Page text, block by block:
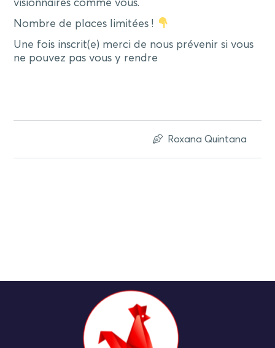
visionnaires comme vous.
Nombre de places limitées !
Une fois inscrit(e) merci de nous prévenir si vous
ne pouvez pas vous y rendre
Roxana Quintana